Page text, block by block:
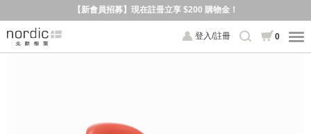
【新會員招募】現在註冊立享 $200 購物金！
登入/註冊 0